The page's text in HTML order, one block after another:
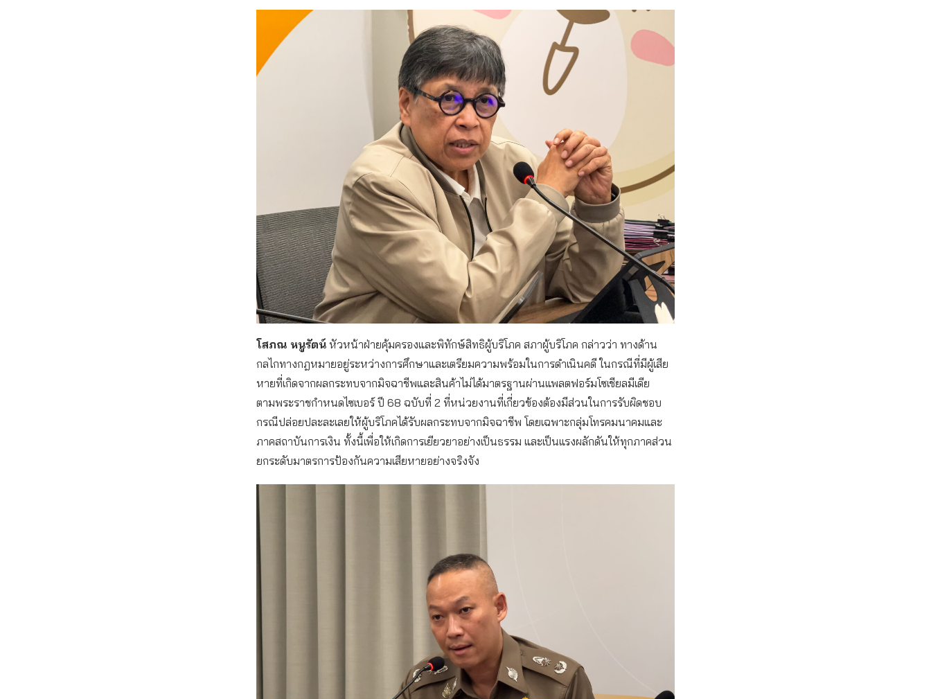
โสภณ หนูรัตน์ หัวหน้าฝ่ายคุ้มครองและพิทักษ์สิทธิผู้บริโภค สภาผู้บริโภค กล่าวว่า ทางด้าน
กลไกทางกฎหมายอยู่ระหว่างการศึกษาและเตรียมความพร้อมในการดำเนินคดี ในกรณีที่มีผู้เสีย
หายที่เกิดจากผลกระทบจากมิจฉาชีพและสินค้าไม่ได้มาตรฐานผ่านแพลตฟอร์มโซเชียลมีเดีย
ตามพระราชกำหนดไซเบอร์ ปี 68 ฉบับที่ 2 ที่หน่วยงานที่เกี่ยวข้องต้องมีส่วนในการรับผิดชอบ
กรณีปล่อยปละละเลยให้ผู้บริโภคได้รับผลกระทบจากมิจฉาชีพ โดยเฉพาะกลุ่มโทรคมนาคมและ
ภาคสถาบันการเงิน ทั้งนี้เพื่อให้เกิดการเยียวยาอย่างเป็นธรรม และเป็นแรงผลักดันให้ทุกภาคส่วน
ยกระดับมาตรการป้องกันความเสียหายอย่างจริงจัง